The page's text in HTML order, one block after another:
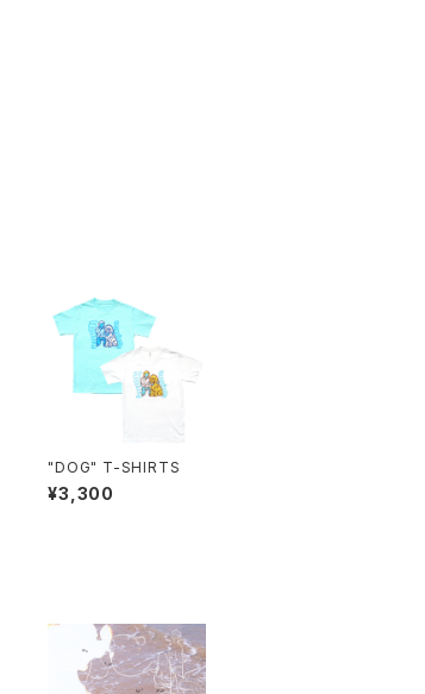
"DOG" T-SHIRTS
¥3,300